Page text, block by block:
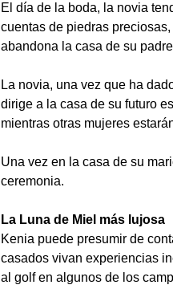
El día de la boda, la novia
cuentas de piedras
abandona la casa de su
La novia, una vez que ha
dirige a la casa de su futuro
mientras otras mujeres
Una vez en la casa de su
ceremonia.
La Luna de Miel más lujosa
Kenia puede presumir de
casados vivan experiencias
al golf en algunos de los